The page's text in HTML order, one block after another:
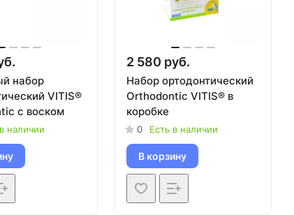
набор
VITIS®
c воском
наличии
2 580 руб.
Набор ортодонтический
Orthodontic VITIS® в
коробке
0 Есть в наличии
В корзину